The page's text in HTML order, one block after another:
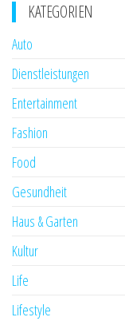
KATEGORIEN
Auto
Dienstleistungen
Entertainment
Fashion
Food
Gesundheit
Haus & Garten
Kultur
Life
Lifestyle